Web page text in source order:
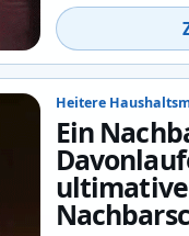
Heitere
Ein